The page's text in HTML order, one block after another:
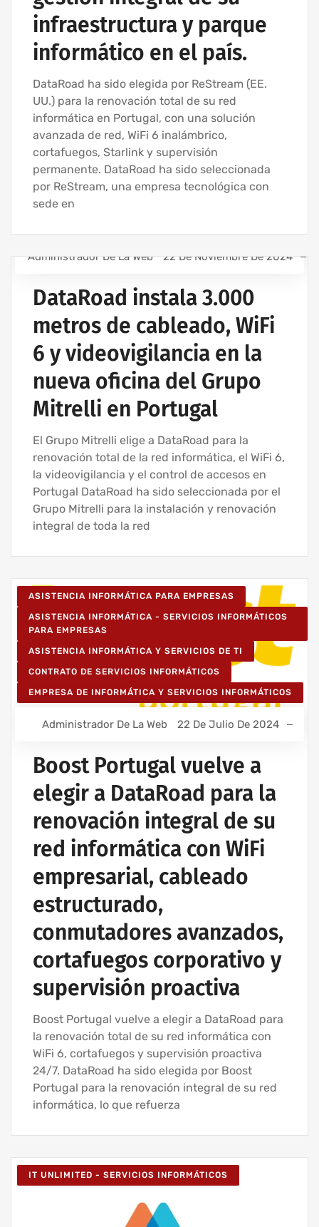
infraestructura y parque
informático en el país.
DataRoad ha sido elegida por ReStream (EE.
UU.) para la renovación total de su red
informática en Portugal, con una solución
avanzada de red, WiFi 6 inalámbrico,
cortafuegos, Starlink y supervisión
permanente. DataRoad ha sido seleccionada
por ReStream, una empresa tecnológica con
sede en
INFORMÁTICOS
EMPRESA DE INFORMÁTICA Y SERVICIOS INFORMÁTICOS
INSTALACIÓN DEL CABLEADO DE RED
INSTALACIÓN DE REDES INALÁMBRICAS PARA EMPRESAS
PROYECTOS DE CABLEADO Y REDES INFORMÁTICAS
PROYECTOS DE REDES INALÁMBRICAS
RED INFORMÁTICA ESTRUCTURADA
Administrador De La Web 22 De Noviembre De 2024
DataRoad instala 3.000
metros de cableado, WiFi
6 y videovigilancia en la
nueva oficina del Grupo
Mitrelli en Portugal
El Grupo Mitrelli elige a DataRoad para la
renovación total de la red informática, el WiFi 6,
la videovigilancia y el control de accesos en
Portugal DataRoad ha sido seleccionada por el
Grupo Mitrelli para la instalación y renovación
integral de toda la red
ASISTENCIA INFORMÁTICA PARA EMPRESAS
ASISTENCIA INFORMÁTICA - SERVICIOS INFORMÁTICOS
PARA EMPRESAS
ASISTENCIA INFORMÁTICA Y SERVICIOS DE TI
CONTRATO DE SERVICIOS INFORMÁTICOS
EMPRESA DE INFORMÁTICA Y SERVICIOS INFORMÁTICOS
Administrador De La Web 22 De Julio De 2024
Boost Portugal vuelve a
elegir a DataRoad para la
renovación integral de su
red informática con WiFi
empresarial, cableado
estructurado,
conmutadores avanzados,
cortafuegos corporativo y
supervisión proactiva
Boost Portugal vuelve a elegir a DataRoad para
la renovación total de su red informática con
WiFi 6, cortafuegos y supervisión proactiva
24/7. DataRoad ha sido elegida por Boost
Portugal para la renovación integral de su red
informática, lo que refuerza
IT UNLIMITED - SERVICIOS INFORMÁTICOS